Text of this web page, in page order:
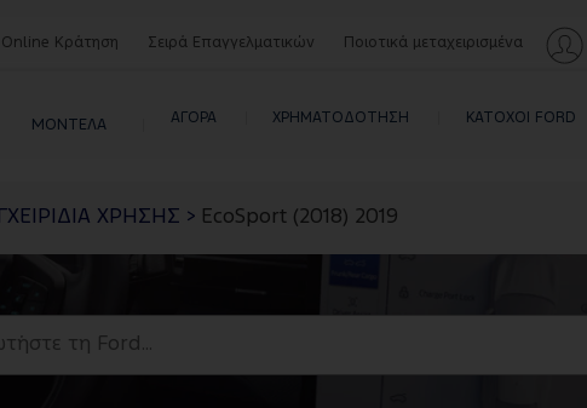
Online Κράτηση Σειρά Επαγγελματικών Ποιοτικά μεταχειρισμένα
ΜΟΝΤΕΛΑ
ΚΑΤΟΧΟΙ FORD
ΧΡΗΣΗΣ > EcoSport (2018) 2019